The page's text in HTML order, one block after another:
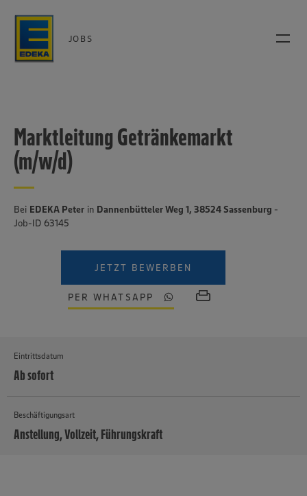
JOBS
Marktleitung Getränkemarkt
(m/w/d)
Bei EDEKA Peter in Dannenbütteler Weg 1, 38524 Sassenburg -
Job-ID 63145
JETZT BEWERBEN
PER WHATSAPP
Eintrittsdatum
Ab sofort
Beschäftigungsart
Anstellung, Vollzeit, Führungskraft